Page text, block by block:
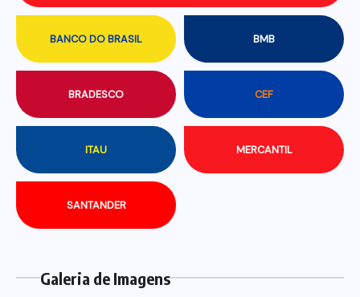
BANCO DO BRASIL BMB
BRADESCO CEF
ITAU MERCANTIL
SANTANDER
Galeria de Imagens